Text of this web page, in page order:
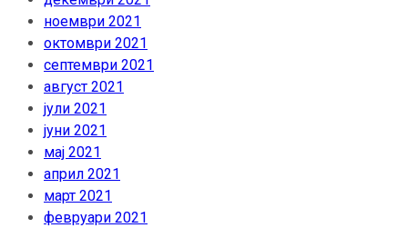
ноември 2021
октомври 2021
септември 2021
август 2021
јули 2021
јуни 2021
мај 2021
април 2021
март 2021
февруари 2021